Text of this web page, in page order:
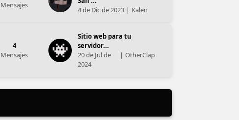
Mensajes
4 de Dic de 2023 | Kalen
4
Mensajes
20 de Jul de
2024
| OtherClap
Sitio web para tu
servidor...